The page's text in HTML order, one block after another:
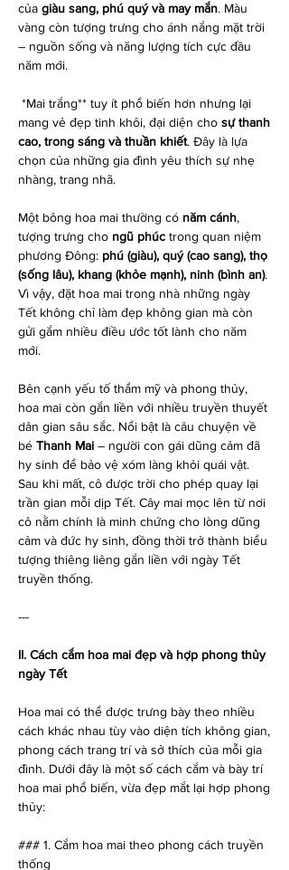
của giàu sang, phú quý và may mắn. Màu
vàng còn tượng trưng cho ánh nắng mặt trời
– nguồn sống và năng lượng tích cực đầu
năm mới.
*Mai trắng** tuy ít phổ biến hơn nhưng lại
mang vẻ đẹp tinh khôi, đại diện cho sự thanh
cao, trong sáng và thuần khiết. Đây là lựa
chọn của những gia đình yêu thích sự nhẹ
nhàng, trang nhã.
Một bông hoa mai thường có năm cánh,
tượng trưng cho ngũ phúc trong quan niệm
phương Đông: phú (giàu), quý (cao sang), thọ
(sống lâu), khang (khỏe mạnh), ninh (bình an).
Vì vậy, đặt hoa mai trong nhà những ngày
Tết không chỉ làm đẹp không gian mà còn
gửi gắm nhiều điều ước tốt lành cho năm
mới.
Bên cạnh yếu tố thẩm mỹ và phong thủy,
hoa mai còn gắn liền với nhiều truyền thuyết
dân gian sâu sắc. Nổi bật là câu chuyện về
bé Thanh Mai – người con gái dũng cảm đã
hy sinh để bảo vệ xóm làng khỏi quái vật.
Sau khi mất, cô được trời cho phép quay lại
trần gian mỗi dịp Tết. Cây mai mọc lên từ nơi
cô nằm chính là minh chứng cho lòng dũng
cảm và đức hy sinh, đồng thời trở thành biểu
tượng thiêng liêng gắn liền với ngày Tết
truyền thống.
---
II. Cách cắm hoa mai đẹp và hợp phong thủy
ngày Tết
Hoa mai có thể được trưng bày theo nhiều
cách khác nhau tùy vào diện tích không gian,
phong cách trang trí và sở thích của mỗi gia
đình. Dưới đây là một số cách cắm và bày trí
hoa mai phổ biến, vừa đẹp mắt lại hợp phong
thủy:
### 1. Cắm hoa mai theo phong cách truyền
thống